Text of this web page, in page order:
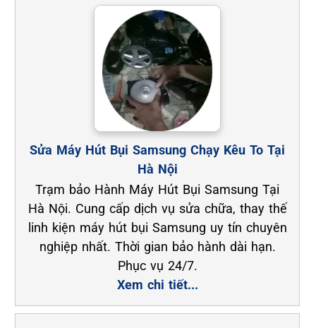
Sửa Máy Hút Bụi Samsung Chạy Kêu To Tại
Hà Nội
Trạm bảo Hành Máy Hút Bụi Samsung Tại
Hà Nội. Cung cấp dịch vụ sửa chữa, thay thế
linh kiện máy hút bụi Samsung uy tín chuyên
nghiệp nhất. Thời gian bảo hành dài hạn.
Phục vụ 24/7.
Xem chi tiết...